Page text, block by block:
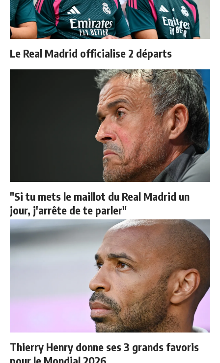
Le Real Madrid officialise 2 départs
"Si tu mets le maillot du Real Madrid un
jour, j'arrête de te parler"
Thierry Henry donne ses 3 grands favoris